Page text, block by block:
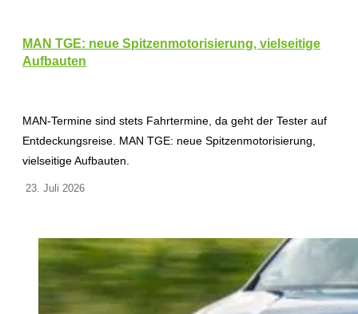
MAN TGE: neue Spitzenmotorisierung, vielseitige
Aufbauten
MAN-Termine sind stets Fahrtermine, da geht der Tester auf
Entdeckungsreise. MAN TGE: neue Spitzenmotorisierung,
vielseitige Aufbauten.
23. Juli 2026